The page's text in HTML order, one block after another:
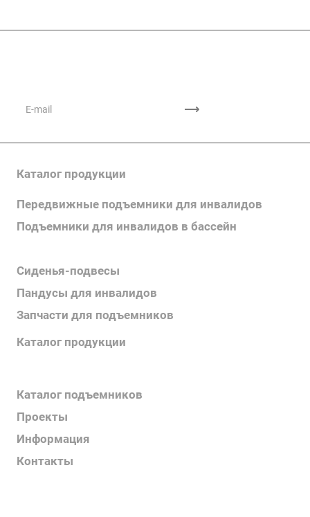
Каталог продукции
Передвижные подъемники для инвалидов
Подъемники для инвалидов в бассейн
Сиденья-подвесы
Пандусы для инвалидов
Запчасти для подъемников
Каталог продукции
Каталог подъемников
Проекты
Информация
Контакты